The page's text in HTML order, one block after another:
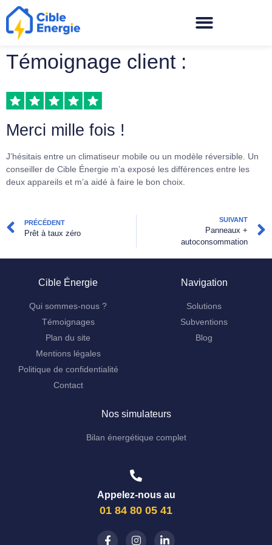
Témoignage client :
Merci mille fois !
J’hésitais entre un climatiseur mobile ou un modèle réversible. Un
conseiller de Cible Énergie m’a exposé les différences entre les
deux appareils et m’a aidé à faire le bon choix.
PRÉCÉDENT
Prêt à taux zéro
SUIVANT
Panneaux +
autoconsommation
Cible Énergie
Qui sommes-nous ?
Témoignages
Plan du site
Mentions légales
Politique de confidentialité
Contact
Navigation
Solutions
Subventions
Blog
Nos simulateurs
Bilan énergétique complet
Appelez-nous au
01 84 80 05 41